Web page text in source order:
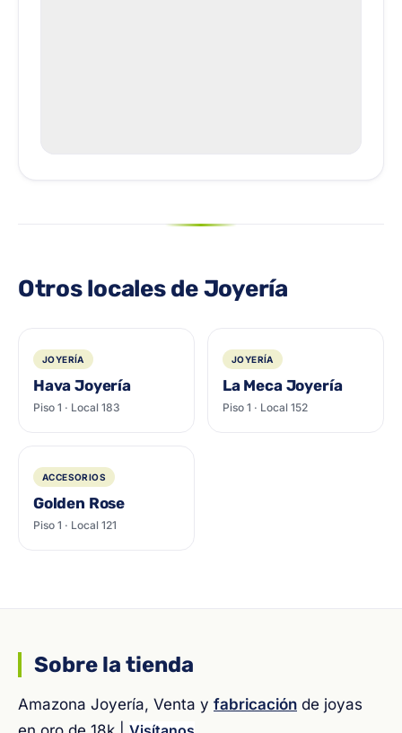
Otros locales de Joyería
JOYERÍA
Hava Joyería
Piso 1 · Local 183
JOYERÍA
La Meca Joyería
Piso 1 · Local 152
ACCESORIOS
Golden Rose
Piso 1 · Local 121
Sobre la tienda
Amazona Joyería, Venta y fabricación de joyas